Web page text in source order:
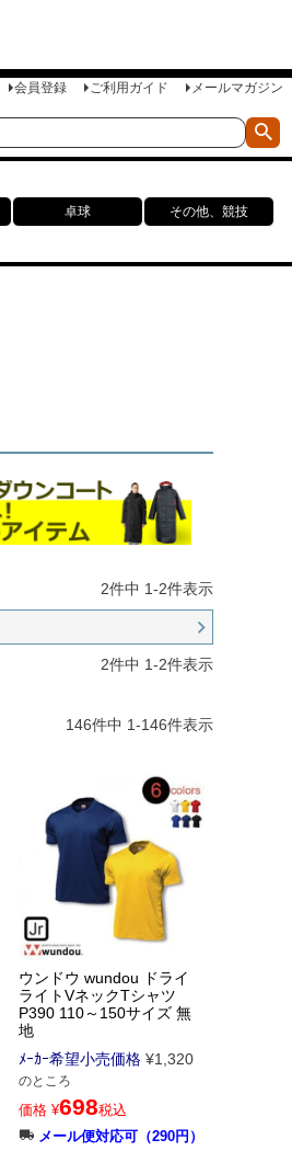
会員登録 ご利用ガイド メールマガジン
卓球
その他、競技
2件中 1-2件表示
2件中 1-2件表示
146件中 1-146件表示
ウンドウ wundou ドライ
ライトVネックTシャツ
P390 110～150サイズ 無
地
ﾒｰｶｰ希望小売価格 ¥1,320
のところ
価格 ¥698税込
メール便対応可（290円）